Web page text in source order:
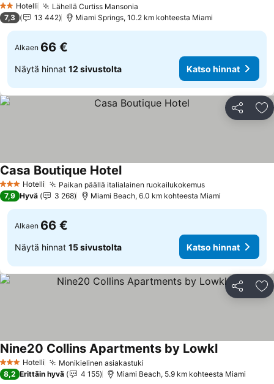
2 Tähtiluokitus
Hotelli Lähellä Curtiss Mansonia
7,3 13 442 Miami Springs, 10.2 km kohteesta Miami
Alkaen 66 €
Näytä hinnat 12 sivustolta Katso hinnat
Jaa
3 Tähtiluokitus
Hotelli Paikan päällä italialainen ruokailukokemusKatso hinnat
Casa Boutique HotelKatso hinnat
7,9 Hyvä 3 268 Miami Beach, 6.0 km kohteesta Miami
Alkaen 66 €
Näytä hinnat 15 sivustolta Katso hinnat
Jaa
3 Tähtiluokitus
Hotelli Monikielinen asiakastuki
Nine20 Collins Apartments by LowklKatso hinnat
8,2 Erittäin hyvä 4 155 Miami Beach, 5.9 km kohteesta Miami